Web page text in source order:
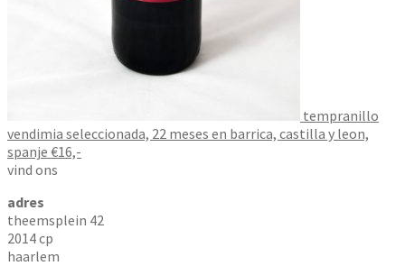
tempranillo
vendimia seleccionada, 22 meses en barrica, castilla y leon,
spanje €16,-
vind ons
adres
theemsplein 42
2014 cp
haarlem